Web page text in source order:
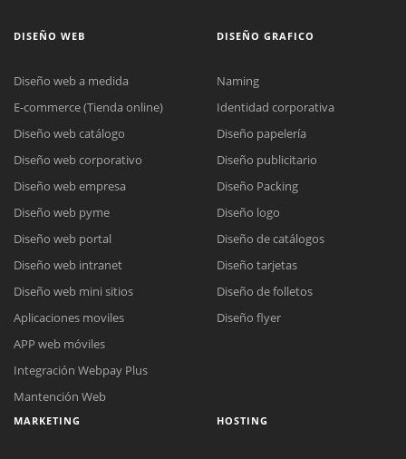
Reunión online
Nuestros ejecutivos le enviarán un correo electrónico con el enlace a
Complete el formulario y nos contactaremos a la brevedad.
Chat Online
para enviarnos un correo electrónico con sus datos personales.
DISEÑO WEB
Diseño web a medida
E-commerce (Tienda online)
Diseño web catálogo
Diseño web corporativo
Diseño web empresa
Diseño web pyme
Diseño web portal
Diseño web intranet
Diseño web mini sitios
Aplicaciones moviles
APP web móviles
Integración Webpay Plus
Mantención Web
DISEÑO GRAFICO
Naming
Identidad corporativa
Diseño papelería
Diseño publicitario
Diseño Packing
Diseño logo
Diseño de catálogos
Diseño tarjetas
Diseño de folletos
Diseño flyer
MARKETING HOSTING